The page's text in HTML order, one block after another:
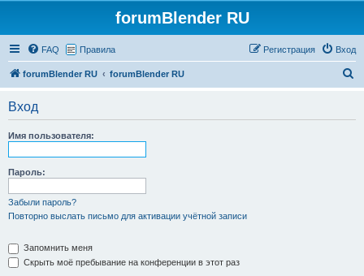
forumBlender RU
FAQ Правила Вход
Регистрация
forumBlender RU forumBlender RU
Вход
Имя пользователя:
Пароль:
Забыли пароль?
Повторно выслать письмо для активации учётной записи
Запомнить меня
Скрыть моё пребывание на конференции в этот раз